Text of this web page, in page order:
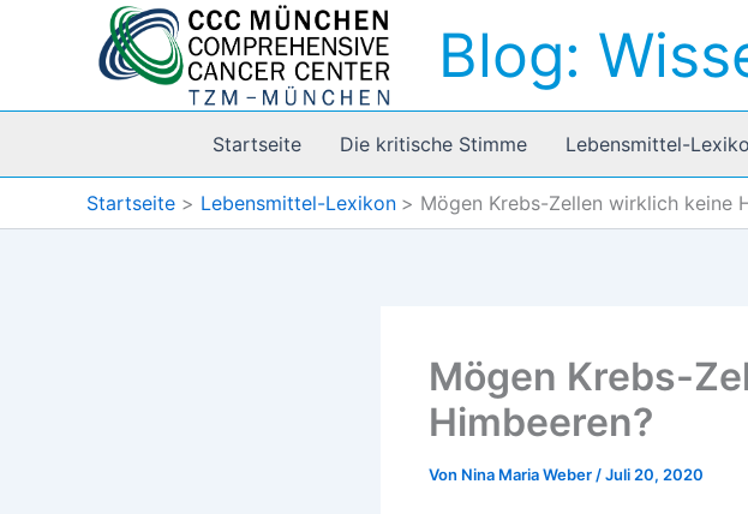
Blog:
Startseite Die kritische Stimme Lebensmittel-
Startseite Lebensmittel-Lexikon Mögen Krebs-Zellen wirklich keine
Mögen Krebs-
Himbeeren?
Von Nina Maria Weber /Juli 20, 2020